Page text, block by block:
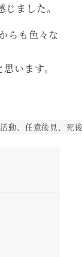
ました。
らも色々な
います。
動、任意後見、死